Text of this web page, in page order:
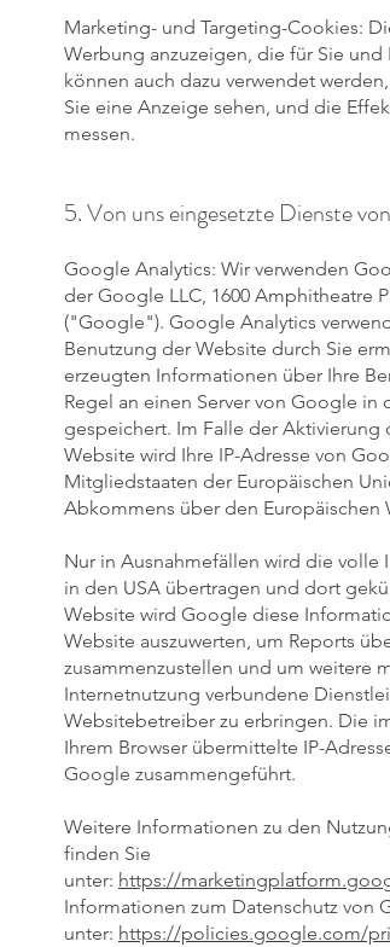
Marketing- und Targeting-Cookies:
Werbung anzuzeigen, die für Sie und
können auch dazu verwendet
Sie eine Anzeige sehen, und die
messen.
5. Von uns eingesetzte Dienste
Google Analytics: Wir verwenden
der Google LLC, 1600 Amphitheatre
("Google"). Google Analytics
Benutzung der Website durch Sie
erzeugten Informationen über Ihre
Regel an einen Server von Google
gespeichert. Im Falle der Aktivierung
Website wird Ihre IP-Adresse von
Mitgliedstaaten der Europäischen
Abkommens über den Europäischen
Nur in Ausnahmefällen wird die volle
in den USA übertragen und dort
Website wird Google diese
Website auszuwerten, um Reports
zusammenzustellen und um weitere
Internetnutzung verbundene
Websitebetreiber zu erbringen. Die
Ihrem Browser übermittelte IP-
Google zusammengeführt.
Weitere Informationen zu den
finden Sie
unter: https://
Informationen zum Datenschutz von
unter: https://policies.google.com/